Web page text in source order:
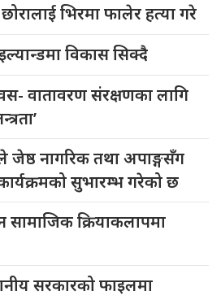
भिरमा फालेर हत्या गरे
विकास सिक्दै
वातावरण संरक्षणका लागि
जेष्ठ नागरिक तथा अपाङ्गसँग
सुभारम्भ गरेको छ
क्रियाकलापमा
सरकारको फाइलमा